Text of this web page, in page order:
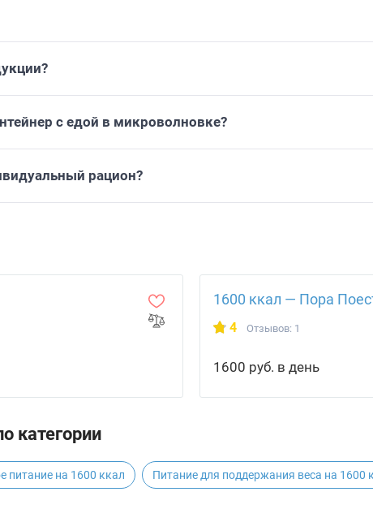
с едой в микроволновке?
рацион?
1600 ккал — Пора
4 Отзывов: 1
1600 руб. в день
категории
питание на 1600 ккал Питание для поддержания веса на 1600